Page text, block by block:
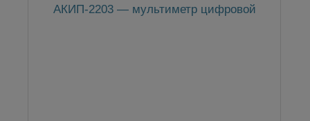
АКИП-2203 — мультиметр цифровой